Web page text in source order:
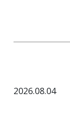
2026.08.04